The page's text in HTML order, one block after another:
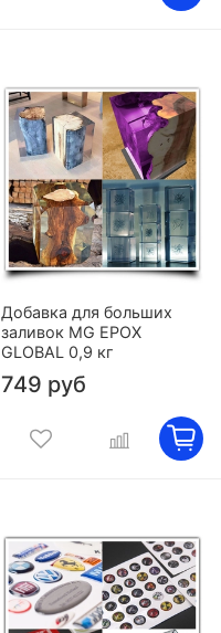
Добавка для больших
заливок MG EPOX
GLOBAL 0,9 кг
749 руб